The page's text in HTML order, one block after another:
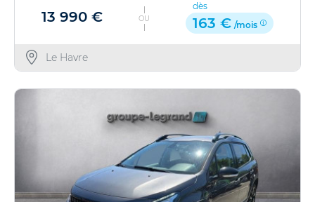
13 990 € OU
dès
163 € /mois
Le Havre